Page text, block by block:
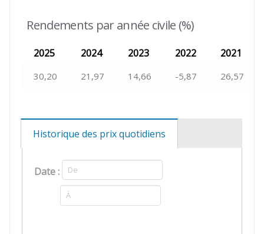
Rendements par année civile (%)
2025 2024 2023 2022 2021
30,20 21,97 14,66 -5,87 26,57
Historique des prix quotidiens
Date :